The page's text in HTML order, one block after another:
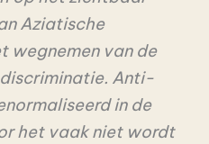
Aziatische
wegnemen van de
Anti-
in de
het vaak niet wordt